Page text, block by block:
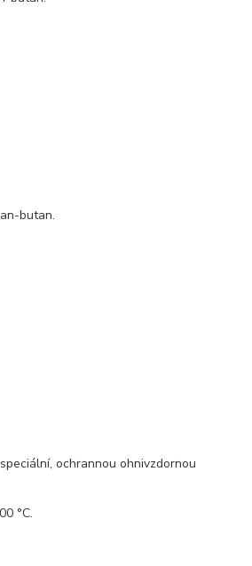
butan.
ochrannou ohnivzdornou
°C.